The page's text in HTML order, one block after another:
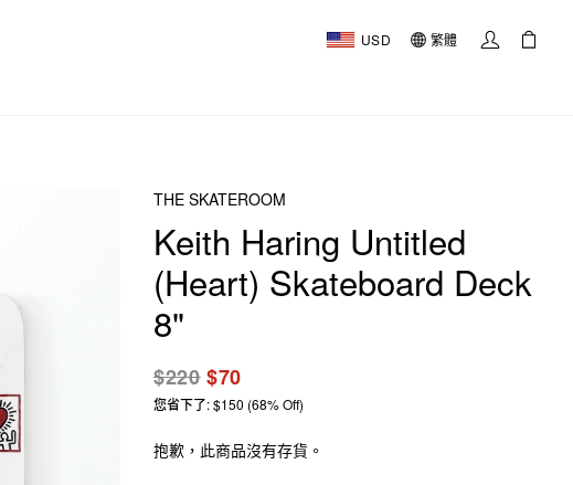
USD 繁體
THE SKATEROOM
Keith Haring Untitled
(Heart) Skateboard Deck
8"
$220$70
您省下了: $150 (68% Off)
抱歉，此商品沒有存貨。